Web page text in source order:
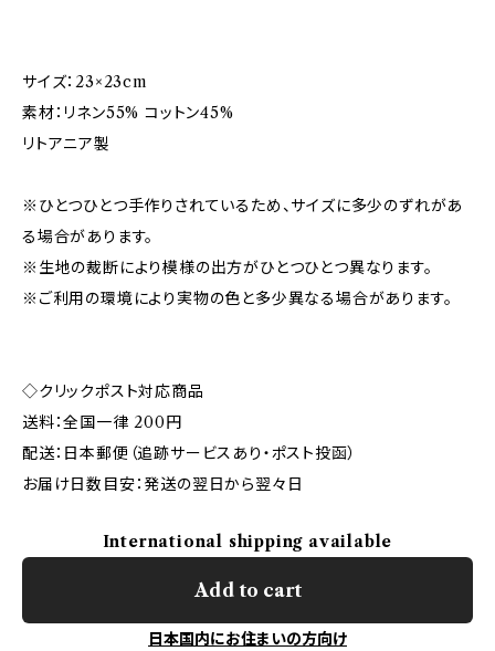
サイズ：23×23cm
素材：リネン55% コットン45%
リトアニア製
※ひとつひとつ手作りされているため、サイズに多少のずれがあ
る場合があります。
※生地の裁断により模様の出方がひとつひとつ異なります。
※ご利用の環境により実物の色と多少異なる場合があります。
◇クリックポスト対応商品
送料：全国一律 200円
配送：日本郵便（追跡サービスあり・ポスト投函）
お届け日数目安：発送の翌日から翌々日
International shipping available
Add to cart
日本国内にお住まいの方向け